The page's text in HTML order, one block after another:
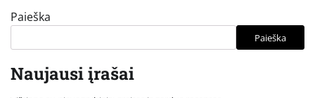
Paieška
Paieška
Naujausi įrašai